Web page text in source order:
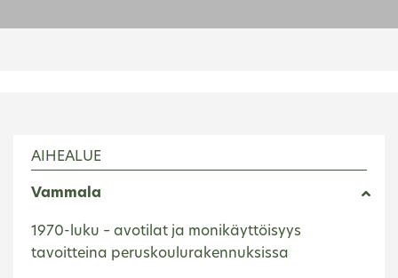
AIHEALUE
Vammala
1970-luku – avotilat ja monikäyttöisyys
tavoitteina peruskoulurakennuksissa